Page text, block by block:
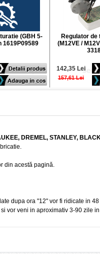
(GBH 5-
1619P09589
Regulator de
(M12VE /
142,35 Lei
157,61 Lei
DREMEL, STANLEY,
din acestă pagină.
dupa ora "12" vor fi ridicate in
vor veni in aproximativ 3-90 zile